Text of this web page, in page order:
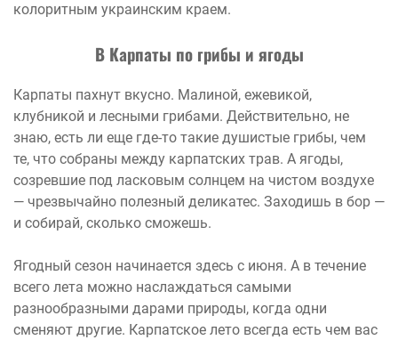
колоритным украинским краем.
В Карпаты по грибы и ягоды
Карпаты пахнут вкусно. Малиной, ежевикой,
клубникой и лесными грибами. Действительно, не
знаю, есть ли еще где-то такие душистые грибы, чем
те, что собраны между карпатских трав. А ягоды,
созревшие под ласковым солнцем на чистом воздухе
— чрезвычайно полезный деликатес. Заходишь в бор —
и собирай, сколько сможешь.
Ягодный сезон начинается здесь с июня. А в течение
всего лета можно наслаждаться самыми
разнообразными дарами природы, когда одни
сменяют другие. Карпатское лето всегда есть чем вас